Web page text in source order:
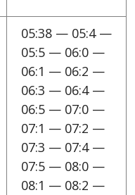
05:38 — 05:4 —
05:5 — 06:0 —
06:1 — 06:2 —
06:3 — 06:4 —
06:5 — 07:0 —
07:1 — 07:2 —
07:3 — 07:4 —
07:5 — 08:0 —
08:1 — 08:2 —